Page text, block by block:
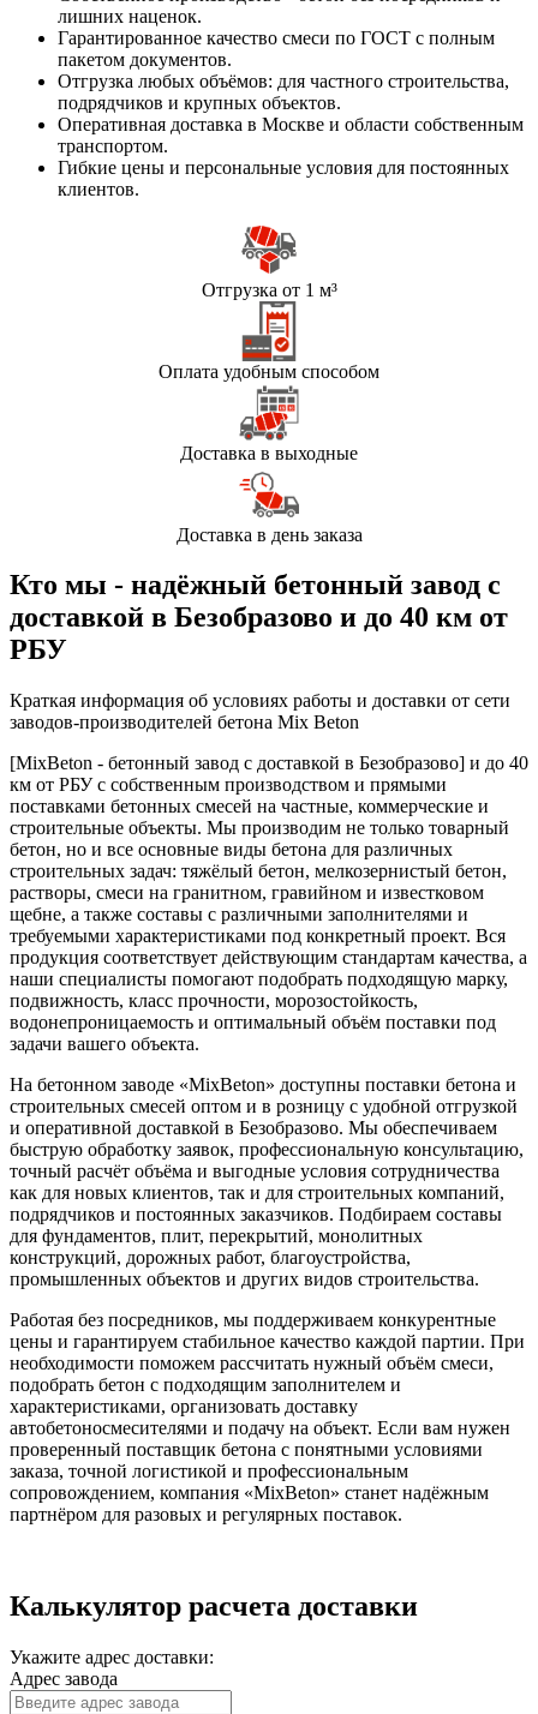
лишних наценок.
Гарантированное качество смеси по ГОСТ с полным
пакетом документов.
Отгрузка любых объёмов: для частного строительства,
подрядчиков и крупных объектов.
Оперативная доставка в Москве и области собственным
транспортом.
Гибкие цены и персональные условия для постоянных
клиентов.
Отгрузка от 1 м³
Оплата удобным способом
Доставка в выходные
Доставка в день заказа
Кто мы - надёжный бетонный завод с
доставкой в Безобразово и до 40 км от
РБУ
Краткая информация об условиях работы и доставки от сети
заводов-производителей бетона Mix Beton
[MixBeton - бетонный завод с доставкой в Безобразово] и до 40
км от РБУ с собственным производством и прямыми
поставками бетонных смесей на частные, коммерческие и
строительные объекты. Мы производим не только товарный
бетон, но и все основные виды бетона для различных
строительных задач: тяжёлый бетон, мелкозернистый бетон,
растворы, смеси на гранитном, гравийном и известковом
щебне, а также составы с различными заполнителями и
требуемыми характеристиками под конкретный проект. Вся
продукция соответствует действующим стандартам качества, а
наши специалисты помогают подобрать подходящую марку,
подвижность, класс прочности, морозостойкость,
водонепроницаемость и оптимальный объём поставки под
задачи вашего объекта.
На бетонном заводе «MixBeton» доступны поставки бетона и
строительных смесей оптом и в розницу с удобной отгрузкой
и оперативной доставкой в Безобразово. Мы обеспечиваем
быструю обработку заявок, профессиональную консультацию,
точный расчёт объёма и выгодные условия сотрудничества
как для новых клиентов, так и для строительных компаний,
подрядчиков и постоянных заказчиков. Подбираем составы
для фундаментов, плит, перекрытий, монолитных
конструкций, дорожных работ, благоустройства,
промышленных объектов и других видов строительства.
Работая без посредников, мы поддерживаем конкурентные
цены и гарантируем стабильное качество каждой партии. При
необходимости поможем рассчитать нужный объём смеси,
подобрать бетон с подходящим заполнителем и
характеристиками, организовать доставку
автобетоносмесителями и подачу на объект. Если вам нужен
проверенный поставщик бетона с понятными условиями
заказа, точной логистикой и профессиональным
сопровождением, компания «MixBeton» станет надёжным
партнёром для разовых и регулярных поставок.
Калькулятор расчета доставки
Укажите адрес доставки:
Адрес завода